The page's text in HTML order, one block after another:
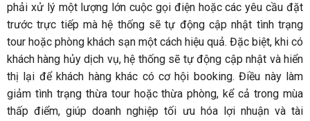
phải xử lý một lượng lớn cuộc gọi điện hoặc các yêu cầu đặt
trước trực tiếp mà hệ thống sẽ tự động cập nhật tình trạng
tour hoặc phòng khách sạn một cách hiệu quả. Đặc biệt, khi có
khách hàng hủy dịch vụ, hệ thống sẽ tự động cập nhật và hiển
thị lại để khách hàng khác có cơ hội booking. Điều này làm
giảm tình trạng thừa tour hoặc thừa phòng, kể cả trong mùa
thấp điểm, giúp doanh nghiệp tối ưu hóa lợi nhuận và tài